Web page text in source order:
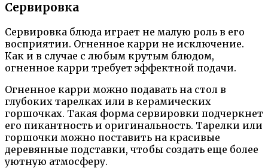
Сервировка
Сервировка блюда играет не малую роль в его
восприятии. Огненное карри не исключение.
Как и в случае с любым крутым блюдом,
огненное карри требует эффектной подачи.
Огненное карри можно подавать на стол в
глубоких тарелках или в керамических
горшочках. Такая форма сервировки подчеркнет
его пикантность и оригинальность. Тарелки или
горшочки можно поставить на красивые
деревянные подставки, чтобы создать еще более
уютную атмосферу.